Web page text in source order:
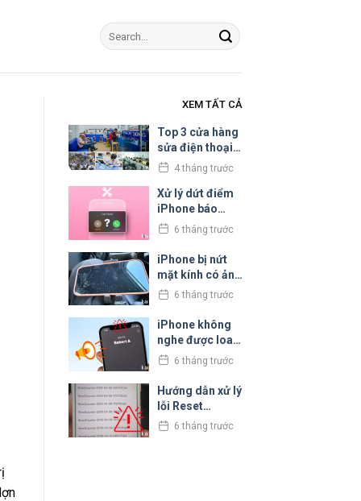
XEM TẤT CẢ
Top 3 cửa hàng
sửa điện thoại
iPhone uy tín tại
4 tháng trước
Xử lý dứt điểm
iPhone báo
cuộc gọi bị hủy
6 tháng trước
iPhone bị nứt
mặt kính có ảnh
hưởng đến cảm
6 tháng trước
iPhone không
nghe được loa
trong: Nguyên
nhân và cách xử
lý
6 tháng trước
Hướng dẫn xử lý
lỗi Reset
Counter trên
6 tháng trước